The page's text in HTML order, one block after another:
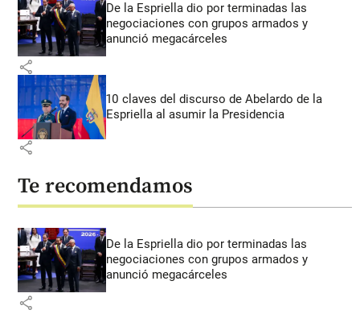
De la Espriella dio por terminadas las
negociaciones con grupos armados y
anunció megacárceles
share
10 claves del discurso de Abelardo de la
Espriella al asumir la Presidencia
share
Te recomendamos
De la Espriella dio por terminadas las
negociaciones con grupos armados y
anunció megacárceles
share